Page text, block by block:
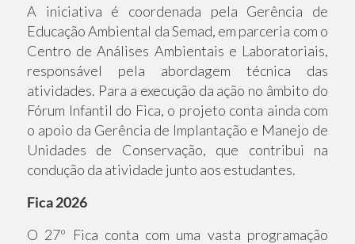
A iniciativa é coordenada pela Gerência de
Educação Ambiental da Semad, em parceria com o
Centro de Análises Ambientais e Laboratoriais,
responsável pela abordagem técnica das
atividades. Para a execução da ação no âmbito do
Fórum Infantil do Fica, o projeto conta ainda com
o apoio da Gerência de Implantação e Manejo de
Unidades de Conservação, que contribui na
condução da atividade junto aos estudantes.
Fica 2026
O 27º Fica conta com uma vasta programação